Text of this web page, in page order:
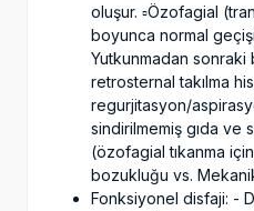
oluşur. ▫️Özofagial
boyunca normal
Yutkunmadan
retrosternal takılma
regurjitasyon/
sindirilmemiş gıda ve
(özofagial tıkanma
bozukluğu vs. Mekanik
Fonksiyonel disfaji: -